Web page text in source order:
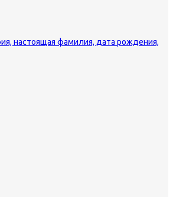
настоящая фамилия, дата рождения,